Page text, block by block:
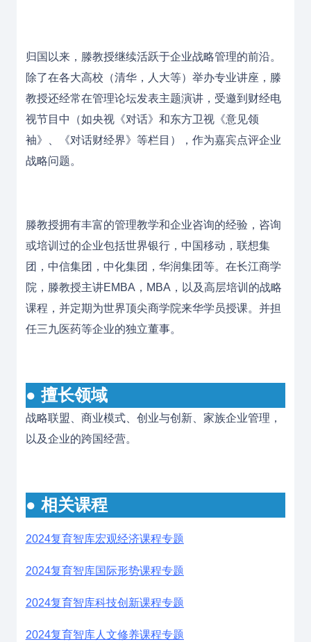
归国以来，滕教授继续活跃于企业战略管理的前沿。
除了在各大高校（清华，人大等）举办专业讲座，滕
教授还经常在管理论坛发表主题演讲，受邀到财经电
视节目中（如央视《对话》和东方卫视《意见领
袖》、《对话财经界》等栏目），作为嘉宾点评企业
战略问题。
滕教授拥有丰富的管理教学和企业咨询的经验，咨询
或培训过的企业包括世界银行，中国移动，联想集
团，中信集团，中化集团，华润集团等。在长江商学
院，滕教授主讲EMBA，MBA，以及高层培训的战略
课程，并定期为世界顶尖商学院来华学员授课。并担
任三九医药等企业的独立董事。
● 擅长领域
战略联盟、商业模式、创业与创新、家族企业管理，
以及企业的跨国经营。
● 相关课程
2024复育智库宏观经济课程专题
2024复育智库国际形势课程专题
2024复育智库科技创新课程专题
2024复育智库人文修养课程专题